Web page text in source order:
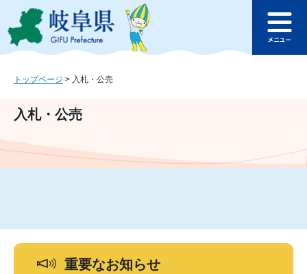
ジ
ュ
文
このページの本文へ
ュ
トップページ > 入札・公売
入札・公売
重要なお知らせ